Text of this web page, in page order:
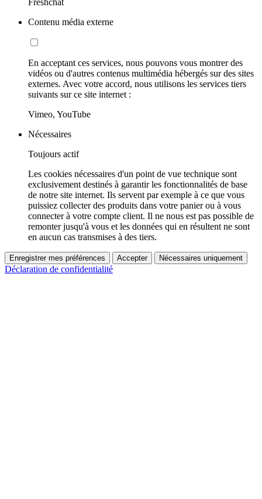
Contenu média externe
En acceptant ces services, nous pouvons vous montrer des
vidéos ou d'autres contenus multimédia hébergés sur des sites
externes. Avec votre accord, nous utilisons les services tiers
suivants sur ce site internet :
Vimeo, YouTube
Nécessaires
Toujours actif
Les cookies nécessaires d'un point de vue technique sont
exclusivement destinés à garantir les fonctionnalités de base
de notre site internet. Ils servent par exemple à ce que vous
puissiez collecter des produits dans votre panier ou à vous
connecter à votre compte client. Il ne nous est pas possible de
remonter jusqu'à vous et les données qui en résultent ne sont
en aucun cas transmises à des tiers.
Enregistrer mes préférences Accepter Nécessaires uniquement
Déclaration de confidentialité